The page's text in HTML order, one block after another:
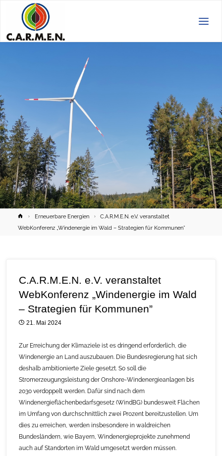
HomeErneuerbare Energien
C.A.R.M.E.N. e.V. veranstaltet
WebKonferenz „Windenergie im Wald – Strategien für Kommunen”
C.A.R.M.E.N. e.V. veranstaltet
WebKonferenz „Windenergie im Wald
– Strategien für Kommunen”
21. Mai 2024
Zur Erreichung der Klimaziele ist es dringend erforderlich, die
Windenergie an Land auszubauen. Die Bundesregierung hat sich
deshalb ambitionierte Ziele gesetzt. So soll die
Stromerzeugungsleistung der Onshore-Windenergieanlagen bis
2030 verdoppelt werden. Dafür sind nach dem
Windenergieflächenbedarfsgesetz (WindBG) bundesweit Flächen
im Umfang von durchschnittlich zwei Prozent bereitzustellen. Um
dies zu erreichen, werden insbesondere in waldreichen
Bundesländern, wie Bayern, Windenergieprojekte zunehmend
auch auf Standorten im Wald umgesetzt werden müssen.